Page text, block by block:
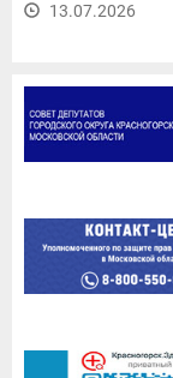
13.07.2026